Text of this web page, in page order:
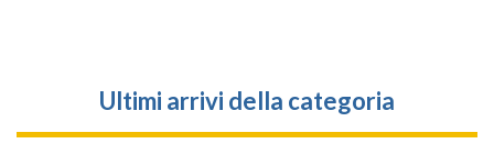
Ultimi arrivi della categoria